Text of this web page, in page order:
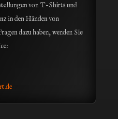
von T-Shirts und
in den Händen von
dazu haben, wenden Sie